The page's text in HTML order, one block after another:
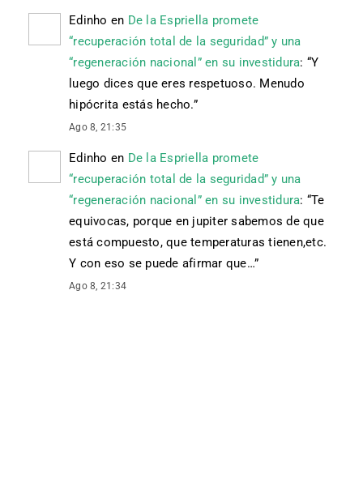
Edinho en De la Espriella promete
“recuperación total de la seguridad” y una
“regeneración nacional” en su investidura: “Y
luego dices que eres respetuoso. Menudo
hipócrita estás hecho.”
Ago 8, 21:35
Edinho en De la Espriella promete
“recuperación total de la seguridad” y una
“regeneración nacional” en su investidura: “Te
equivocas, porque en jupiter sabemos de que
está compuesto, que temperaturas tienen,etc.
Y con eso se puede afirmar que…”
Ago 8, 21:34